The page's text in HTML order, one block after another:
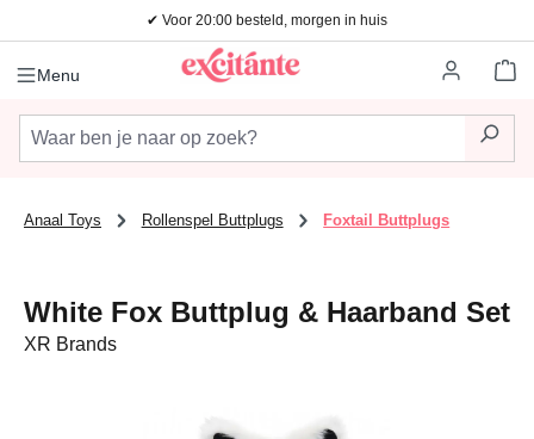
Ga naar de hoofdinhoud✔ Voor 20:00 besteld, morgen in huis
Menu
Anaal Toys Rollenspel Buttplugs Foxtail Buttplugs
White Fox Buttplug & Haarband Set
XR Brands